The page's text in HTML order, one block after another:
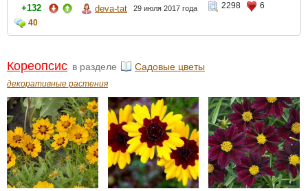
+132 deva-tat 29 июля 2017 года 2298
6
40
Кореопсис в разделе Садовые цветы
декоративные растения